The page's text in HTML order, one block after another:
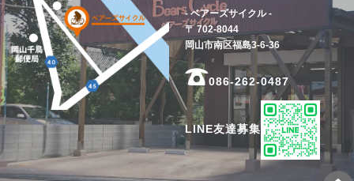
- ベアーズサイクル -
〒 702-8044
岡山市南区福島3-6-36
086-262-0487
LINE友達募集